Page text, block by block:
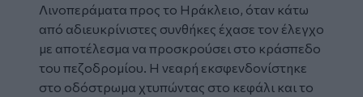
Λινοπεράματα προς το Ηράκλειο, όταν κάτω
από αδιευκρίνιστες συνθήκες έχασε τον έλεγχο
με αποτέλεσμα να προσκρούσει στο κράσπεδο
του πεζοδρομίου. Η νεαρή εκσφενδονίστηκε
στο οδόστρωμα χτυπώντας στο κεφάλι και το